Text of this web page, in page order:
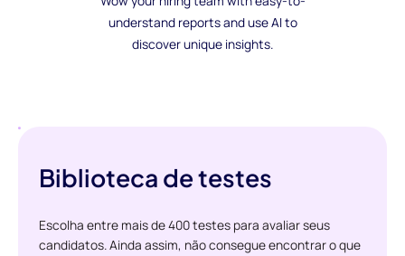
understand reports and use AI to
discover unique insights.
Biblioteca de testes
Escolha entre mais de 400 testes para avaliar seus
candidatos. Ainda assim, não consegue encontrar o que